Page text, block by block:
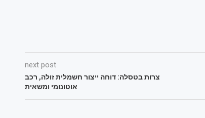
next post
צרות בטסלה: דוחה ייצור חשמלית זולה, רכב
אוטונומי ומשאית